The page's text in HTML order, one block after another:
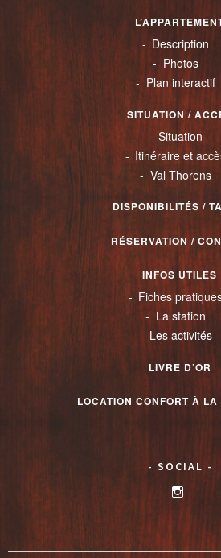
Description
Photos
Plan interactif
SITUATION /
Situation
Itinéraire et
Val Thorens
DISPONIBILITÉS /
RÉSERVATION /
INFOS UTILES
Fiches
La station
Les activités
LIVRE D’OR
LOCATION CONFORT À
SOCIAL
Voir
profil